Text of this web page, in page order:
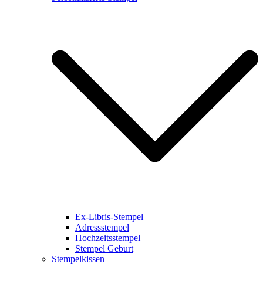
Ex-Libris-Stempel
Adressstempel
Hochzeitsstempel
Stempel Geburt
Stempelkissen